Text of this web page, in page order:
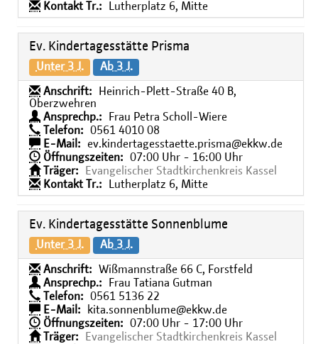
Kontakt Tr.:
Lutherplatz 6, Mitte
Ev. Kindertagesstätte Prisma
Unter 3 J. Ab 3 J.
Anschrift:
Heinrich-Plett-Straße 40 B,
Oberzwehren
Ansprechp.:
Frau Petra Scholl-Wiere
Telefon:
0561 4010 08
E-Mail:
ev.kindertagesstaette.prisma@ekkw.de
Öffnungszeiten:
07:00 Uhr - 16:00 Uhr
Träger:
Evangelischer Stadtkirchenkreis Kassel
Kontakt Tr.:
Lutherplatz 6, Mitte
Ev. Kindertagesstätte Sonnenblume
Unter 3 J. Ab 3 J.
Anschrift:
Wißmannstraße 66 C, Forstfeld
Ansprechp.:
Frau Tatiana Gutman
Telefon:
0561 5136 22
E-Mail:
kita.sonnenblume@ekkw.de
Öffnungszeiten:
07:00 Uhr - 17:00 Uhr
Träger:
Evangelischer Stadtkirchenkreis Kassel